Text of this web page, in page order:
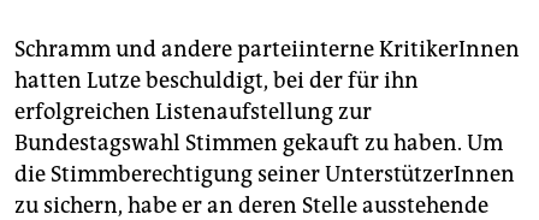
Schramm und andere parteiinterne KritikerInnen
hatten Lutze beschuldigt, bei der für ihn
erfolgreichen Listenaufstellung zur
Bundestagswahl Stimmen gekauft zu haben. Um
die Stimmberechtigung seiner UnterstützerInnen
zu sichern, habe er an deren Stelle ausstehende